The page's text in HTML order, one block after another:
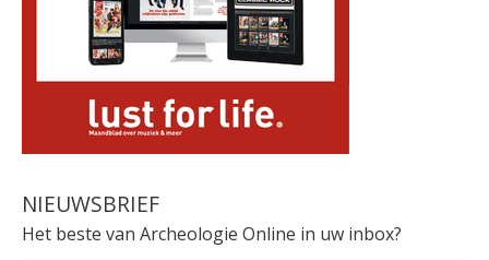
NIEUWSBRIEF
Het beste van Archeologie Online in uw inbox?